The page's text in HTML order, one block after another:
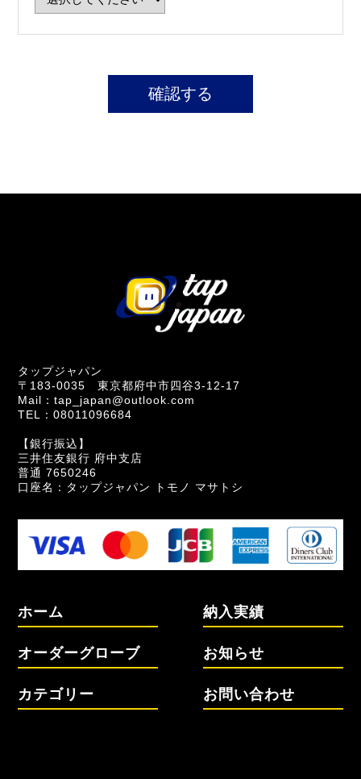
タップジャパン
〒183-0035 東京都府中市四谷3-12-17
Mail：tap_japan@outlook.com
TEL：08011096684
【銀行振込】
三井住友銀行 府中支店
普通 7650246
口座名：タップジャパン トモノ マサトシ
ホーム
オーダーグローブ
カテゴリー
納入実績
お知らせ
お問い合わせ